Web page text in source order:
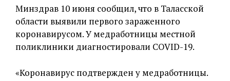
Минздрав 10 июня сообщил, что в Таласской
области выявили первого зараженного
коронавирусом. У медработницы местной
поликлиники диагностировали COVID-19.
«Коронавирус подтвержден у медработницы.